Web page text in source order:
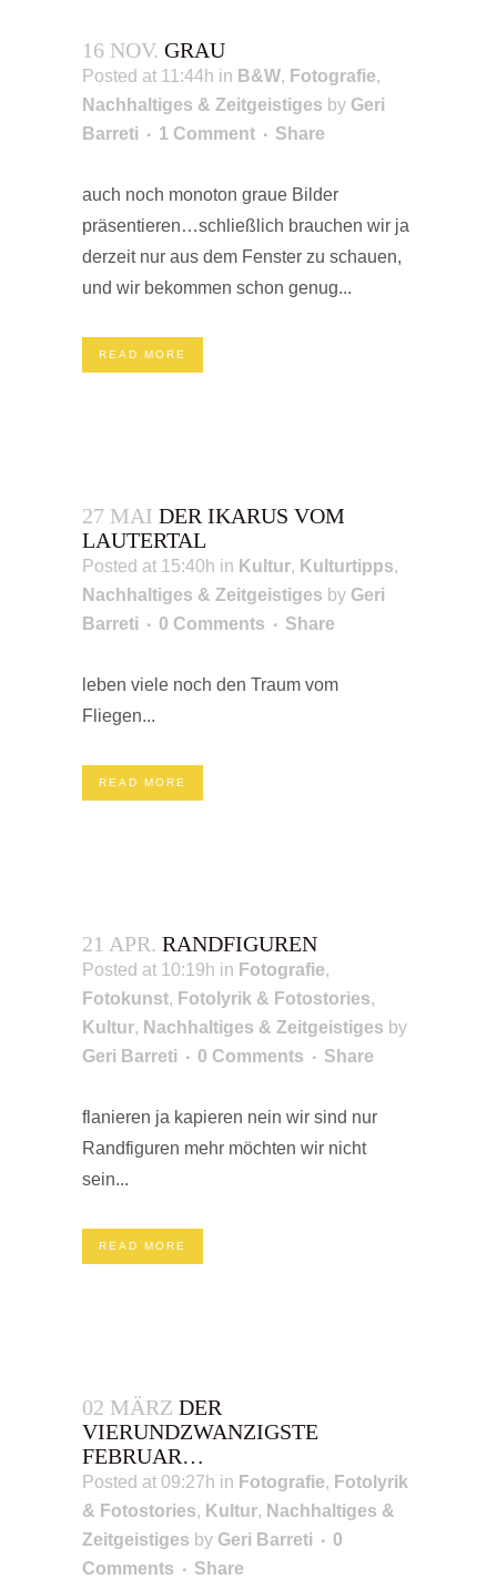
16 NOV. GRAU
Posted at 11:44h in B&W, Fotografie,
Nachhaltiges & Zeitgeistiges by Geri
Barreti
1 Comment Share
auch noch monoton graue Bilder
präsentieren…schließlich brauchen wir ja
derzeit nur aus dem Fenster zu schauen,
und wir bekommen schon genug...
READ MORE
27 MAI DER IKARUS VOM
LAUTERTAL
Posted at 15:40h in Kultur, Kulturtipps,
Nachhaltiges & Zeitgeistiges by Geri
Barreti
0 Comments Share
leben viele noch den Traum vom
Fliegen...
READ MORE
21 APR. RANDFIGUREN
Posted at 10:19h in Fotografie,
Fotokunst, Fotolyrik & Fotostories,
Kultur, Nachhaltiges & Zeitgeistiges by
Geri Barreti
0 Comments Share
flanieren ja kapieren nein wir sind nur
Randfiguren mehr möchten wir nicht
sein...
READ MORE
02 MÄRZ DER
VIERUNDZWANZIGSTE
FEBRUAR…
Posted at 09:27h in Fotografie, Fotolyrik
& Fotostories, Kultur, Nachhaltiges &
Zeitgeistiges by Geri Barreti
0
Comments
Share